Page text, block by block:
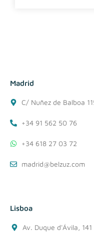
Madrid
C/ Nuñez de Balboa
+34 91 562 50 76
+34 618 27 03 72
madrid@belzuz.com
Lisboa
Av. Duque d'Ávila,